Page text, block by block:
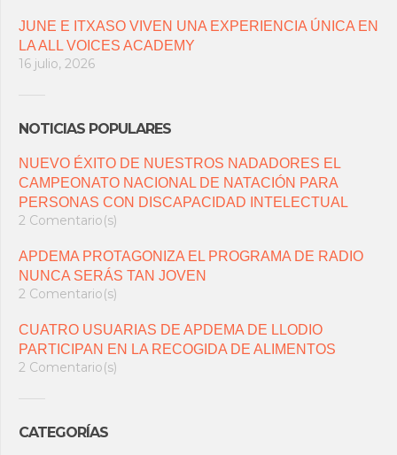
JUNE E ITXASO VIVEN UNA EXPERIENCIA ÚNICA EN
LA ALL VOICES ACADEMY
16 julio, 2026
NOTICIAS POPULARES
NUEVO ÉXITO DE NUESTROS NADADORES EL
CAMPEONATO NACIONAL DE NATACIÓN PARA
PERSONAS CON DISCAPACIDAD INTELECTUAL
2 Comentario(s)
APDEMA PROTAGONIZA EL PROGRAMA DE RADIO
NUNCA SERÁS TAN JOVEN
2 Comentario(s)
CUATRO USUARIAS DE APDEMA DE LLODIO
PARTICIPAN EN LA RECOGIDA DE ALIMENTOS
2 Comentario(s)
CATEGORÍAS